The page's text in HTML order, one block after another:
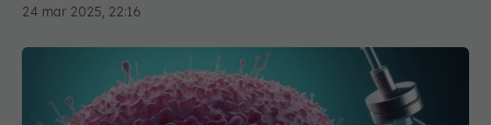
24 mar 2025, 22:16